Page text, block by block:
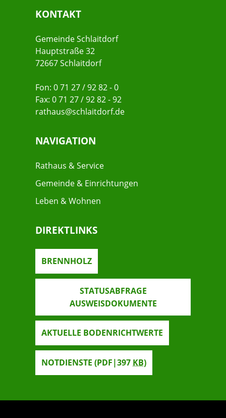
KONTAKT
Gemeinde Schlaitdorf
Hauptstraße 32
72667 Schlaitdorf
Fon: 0 71 27 / 92 82 - 0
Fax: 0 71 27 / 92 82 - 92
rathaus@schlaitdorf.de
NAVIGATION
Rathaus & Service
Gemeinde & Einrichtungen
Leben & Wohnen
DIREKTLINKS
BRENNHOLZ
STATUSABFRAGE
AUSWEISDOKUMENTE
AKTUELLE BODENRICHTWERTE
NOTDIENSTE (PDF|397 KB)